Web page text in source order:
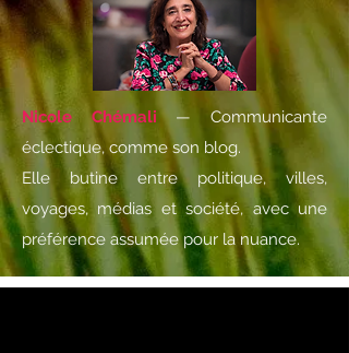
Nicole Chémali — Communicante
éclectique, comme son blog.
Elle butine entre politique, villes,
voyages, médias et société, avec une
préférence assumée pour la nuance.